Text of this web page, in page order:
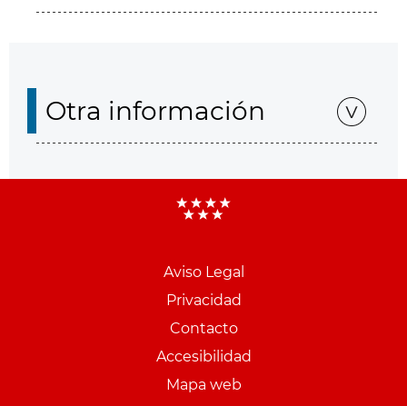
Otra información
Aviso Legal
Privacidad
Contacto
Accesibilidad
Mapa web